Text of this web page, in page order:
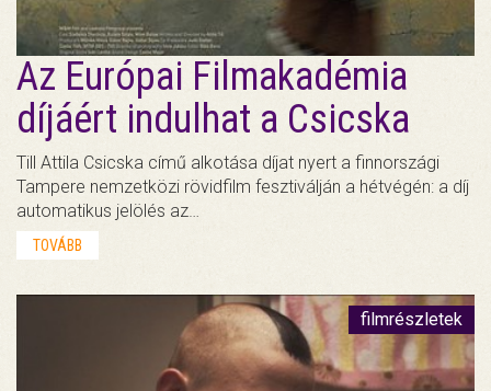
Az Európai Filmakadémia
díjáért indulhat a Csicska
Till Attila Csicska című alkotása díjat nyert a finnországi
Tampere nemzetközi rövidfilm fesztiválján a hétvégén: a díj
automatikus jelölés az…
TOVÁBB
filmrészletek